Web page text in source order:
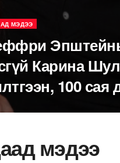
МЭДЭЭ
Эпштейны
Карина
100 сая
мэдээ